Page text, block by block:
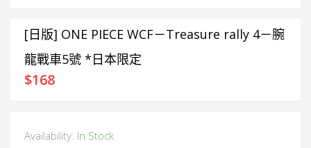
[日版] ONE PIECE WCF－Treasure rally 4－腕
龍戰車5號 *日本限定
$168
Availability: In Stock